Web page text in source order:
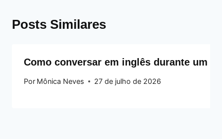
Posts Similares
Como conversar em inglês durante um
Por Mônica Neves 27 de julho de 2026